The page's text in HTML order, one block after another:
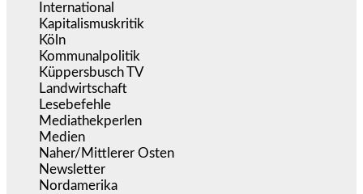
International
Kapitalismuskritik
Köln
Kommunalpolitik
Küppersbusch TV
Landwirtschaft
Lesebefehle
Mediathekperlen
Medien
Naher/Mittlerer Osten
Newsletter
Nordamerika